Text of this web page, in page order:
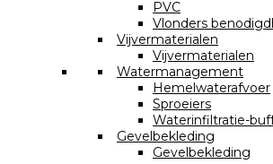
PVC
Vlonders
Vijvermaterialen
Vijvermaterialen
Watermanagement
Hemelwaterafvoer
Sproeiers
Waterinfiltratie-
Gevelbekleding
Gevelbekleding